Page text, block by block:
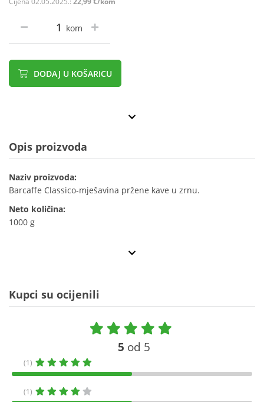
kom
DODAJ U KOŠARICU
Opis proizvoda
Naziv proizvoda:
Barcaffe Classico-mješavina pržene kave u zrnu.
Neto količina:
1000 g
Kupci su ocijenili
5 od 5
(1)
(1)